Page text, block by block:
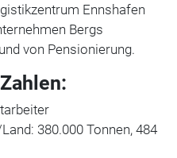
Ennshafen
Bergs
von Pensionierung.
380.000 Tonnen, 484